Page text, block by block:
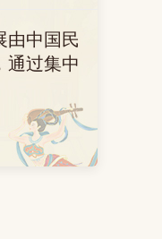
由中国民
通过集中